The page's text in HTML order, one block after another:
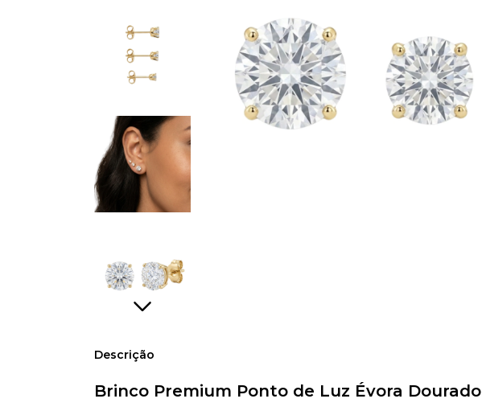
Descrição
Brinco Premium Ponto de Luz Évora Dourado